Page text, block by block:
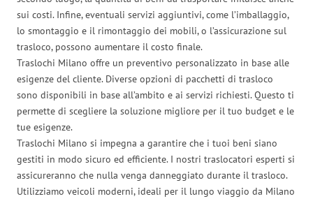
sui costi. Infine, eventuali servizi aggiuntivi, come l’imballaggio,
lo smontaggio e il rimontaggio dei mobili, o l’assicurazione sul
trasloco, possono aumentare il costo finale.
Traslochi Milano offre un preventivo personalizzato in base alle
esigenze del cliente. Diverse opzioni di pacchetti di trasloco
sono disponibili in base all’ambito e ai servizi richiesti. Questo ti
permette di scegliere la soluzione migliore per il tuo budget e le
tue esigenze.
Traslochi Milano si impegna a garantire che i tuoi beni siano
gestiti in modo sicuro ed efficiente. I nostri traslocatori esperti si
assicureranno che nulla venga danneggiato durante il trasloco.
Utilizziamo veicoli moderni, ideali per il lungo viaggio da Milano